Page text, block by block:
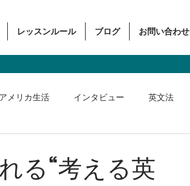
レッスンルール ブログ お問い合わせ
アメリカ生活 インタビュー 英文法
る“考える英